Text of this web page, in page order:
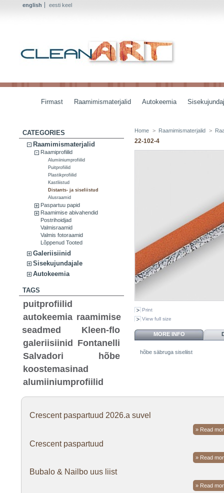
english eesti keel
Firmast Raamimismaterjalid Autokeemia
CATEGORIES
Raamimismaterjalid
Raamiprofiilid
Alumiiniumprofiilid
Puitprofiilid
Plastikprofiilid
Kastliistud
Distants- ja siseliistud
Alusraamid
Paspartuu papid
Raamimise abivahendid
Postrihoidjad
Valmisraamid
Valmis fotoraamid
Lõppenud Tooted
Galeriisiinid
Sisekujundajale
Autokeemia
TAGS
puitprofiilid
autokeemia raamimise
seadmed
Kleen-flo
galeriisiinid Fontanelli
Salvadori
hõbe
koostemasinad
alumiiniumprofiilid
Home > Raamimismaterjalid >
22-102-4
Print
View full size
MORE INFO
hõbe säbruga siseliist
Crescent paspartuud 2026.a suvel
» Read
Crescent paspartuud
» Read
Bubalo & Nailbo uus liist
» Read